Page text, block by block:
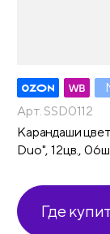
Арт. SSD0112
Карандаши
Duo", 12цв.,
Где